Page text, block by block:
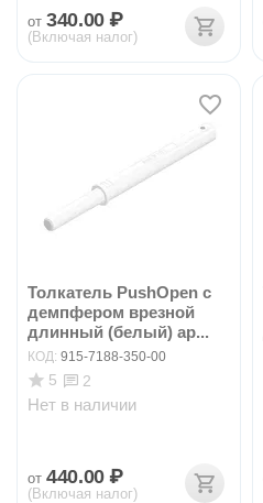
от 340.00 ₽
(Включая налог)
Толкатель PushOpen с
демпфером врезной
длинный (белый) ар...
КОД: 915-7188-350-00
5 2
Нет в наличии
от 440.00 ₽
(Включая налог)